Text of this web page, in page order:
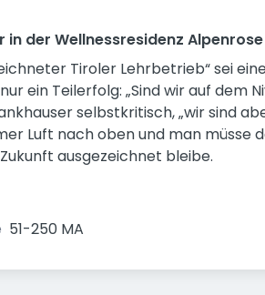
in der Wellnessresidenz
Tiroler Lehrbetrieb“ sei
ein Teilerfolg: „Sind wir auf dem
selbstkritisch, „wir sind
Luft nach oben und man
ausgezeichnet bleibe.
51-250 MA